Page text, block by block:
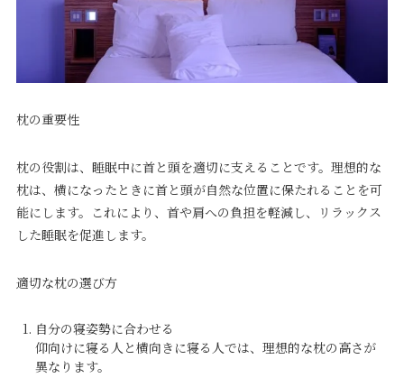
枕の重要性
枕の役割は、睡眠中に首と頭を適切に支えることです。理想的な
枕は、横になったときに首と頭が自然な位置に保たれることを可
能にします。これにより、首や肩への負担を軽減し、リラックス
した睡眠を促進します。
適切な枕の選び方
自分の寝姿勢に合わせる
仰向けに寝る人と横向きに寝る人では、理想的な枕の高さが
異なります。